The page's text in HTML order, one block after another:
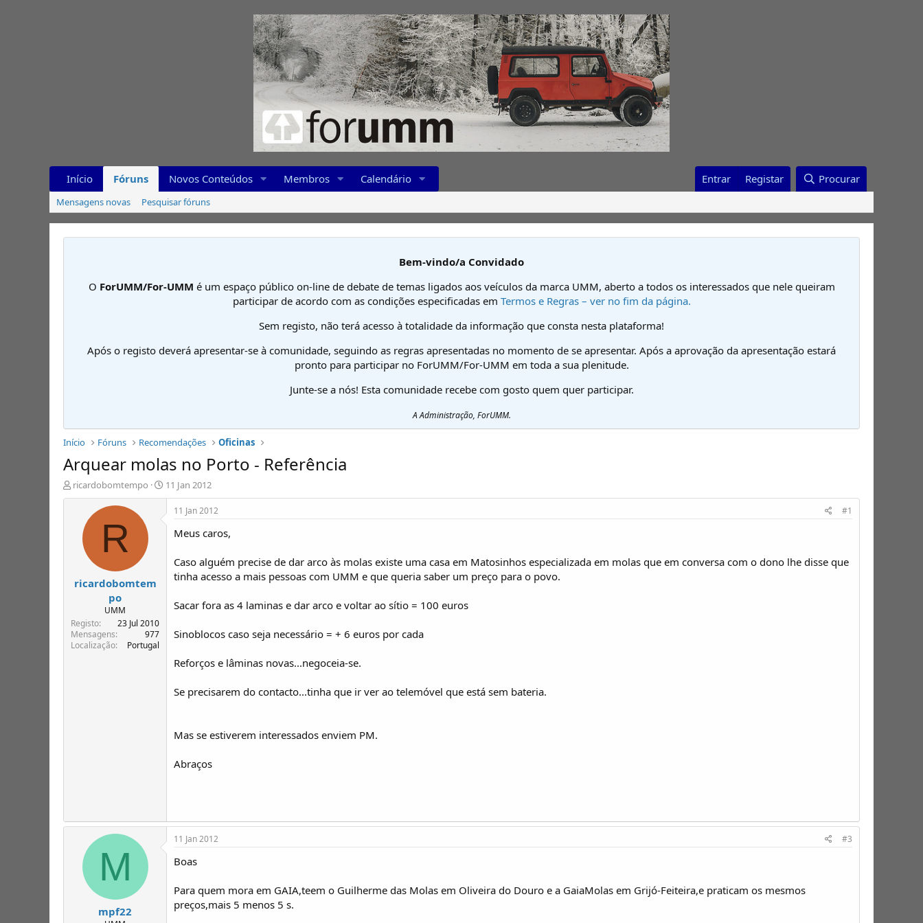
Início Fóruns Novos Conteúdos Membros Calendário Entrar Registar Procurar
Mensagens novas Pesquisar fóruns
Bem-vindo/a Convidado
O ForUMM/For-UMM é um espaço público on-line de debate de temas ligados aos veículos da marca UMM, aberto a todos os interessados que nele queiram
participar de acordo com as condições especificadas em Termos e Regras – ver no fim da página.
Sem registo, não terá acesso à totalidade da informação que consta nesta plataforma!
Após o registo deverá apresentar-se à comunidade, seguindo as regras apresentadas no momento de se apresentar. Após a aprovação da apresentação estará
pronto para participar no ForUMM/For-UMM em toda a sua plenitude.
Junte-se a nós! Esta comunidade recebe com gosto quem quer participar.
A Administração, ForUMM.
Início Fóruns Recomendações Oficinas
Arquear molas no Porto - Referência
I
n
r
T
ó
p
ricardobomtempo
D
a
11 Jan 2012
R
ricardobomtem
po
UMM
Registo
23 Jul 2010
Mensagens
977
Localização
Portugal
11 Jan 2012 #1
Meus caros,
Caso alguém precise de dar arco às molas existe uma casa em Matosinhos especializada em molas que em conversa com o dono lhe disse que
tinha acesso a mais pessoas com UMM e que queria saber um preço para o povo.
Sacar fora as 4 laminas e dar arco e voltar ao sítio = 100 euros
Sinoblocos caso seja necessário = + 6 euros por cada
Reforços e lâminas novas...negoceia-se.
Se precisarem do contacto...tinha que ir ver ao telemóvel que está sem bateria.
Mas se estiverem interessados enviem PM.
Abraços
M
mpf22
11 Jan 2012 #3
Boas
Para quem mora em GAIA,teem o Guilherme das Molas em Oliveira do Douro e a GaiaMolas em Grijó-Feiteira,e praticam os mesmos
preços,mais 5 menos 5 s.